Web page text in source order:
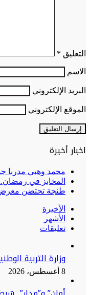
التعليق *
الاسم
البريد الإلكتروني
الموقع الإلكتروني
اخبار أخيرة
محمد وهبي مدربا
المخابز في
طنجة تحتضن معرض
الأخيرة
الأشهر
تعليقات
وزارة التربية
8 أغسطس، 2026